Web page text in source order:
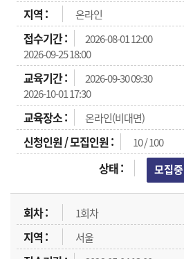
온라인
2026-08-01 12:00
2026-09-25 18:00
2026-09-30 09:30
2026-10-01 17:30
온라인(비대면)
10 / 100
모집중
1회차
서울